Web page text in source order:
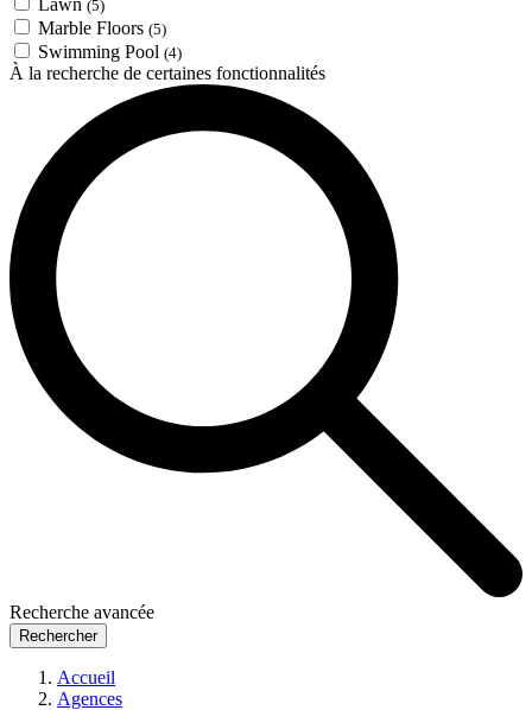
Lawn (5)
Marble Floors (5)
Swimming Pool (4)
À la recherche de certaines fonctionnalités
Recherche avancée
Rechercher
Accueil
Agences